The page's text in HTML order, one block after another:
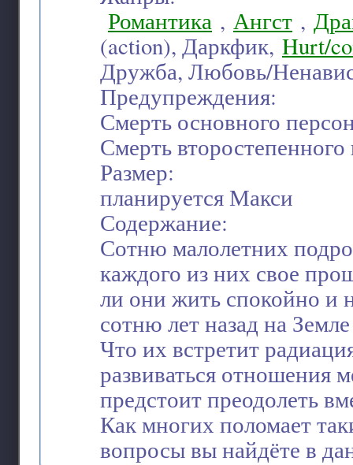
Романтика , Ангст ,
(action), Даркфик, Hurt/
Дружба, Любовь/
Предупреждения:
Смерть основного
Смерть
Размер:
планируется Макси
Содержание:
Сотню малолетних
каждого из них свое
ли они жить спокойно и
сотню лет назад на
Что их встретит
развиваться отношения
предстоит преодолеть
Как многих поломает
вопросы вы найдёте в